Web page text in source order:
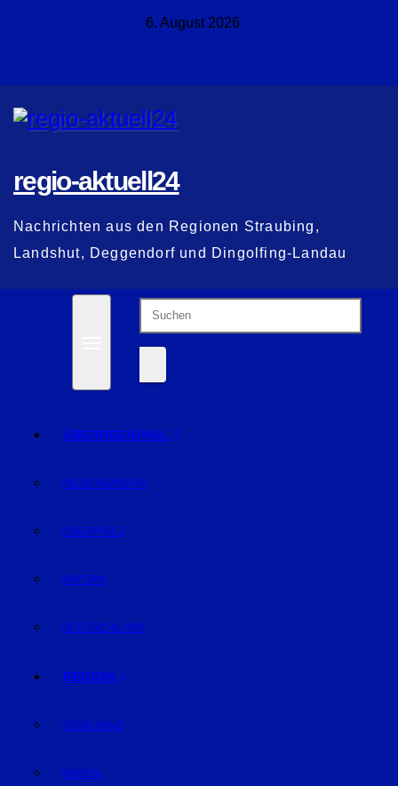
6. August 2026
regio-aktuell24
Nachrichten aus den Regionen Straubing,
Landshut, Deggendorf und Dingolfing-Landau
ÜBERREGIONAL
NIEDERBAYERN
OBERPFALZ
BAYERN
DEUTSCHLAND
REGION
STRAUBING
BOGEN